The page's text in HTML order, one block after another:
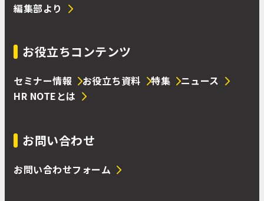
編集部より
お役立ちコンテンツ
セミナー情報 お役立ち資料 特集
ニュース
HR NOTEとは
お問い合わせ
お問い合わせフォーム